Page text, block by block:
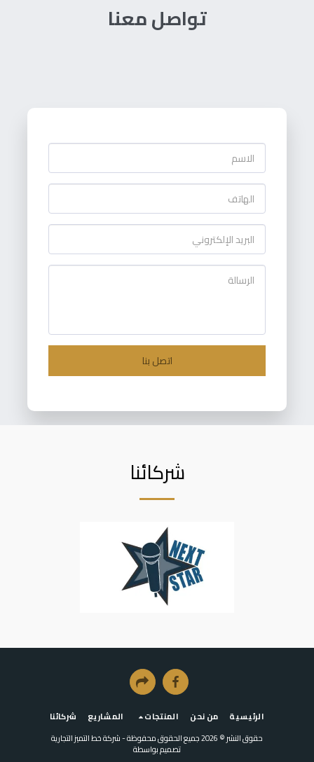
تواصل معنا
اتصل بنا
شركائنا
الرئيسية من نحن المنتجات المشاريع
شركائنا
حقوق النشر © 2026 جميع الحقوق محفوظة -
شركة خط التميز التجارية
تصميم بواسطة